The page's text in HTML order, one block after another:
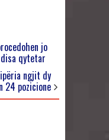
jo
qytetar
ngjit dy
24 pozicione